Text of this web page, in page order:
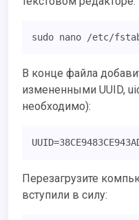
sudo nano /etc/
В конце файла добавить следующую строку (с
измененными UUID,
необходимо):
Перезагрузите компьютер, чтобы изменения
вступили в силу: